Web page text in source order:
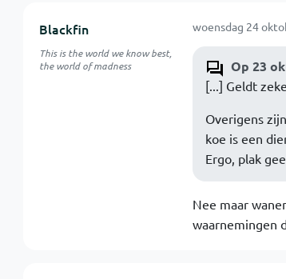
Blackfin
This is the world we know best,
the world of madness
woensdag 24
Op 23
[...] Geldt
Overigens
koe is een
Ergo, plak
Nee maar
waarnemingen